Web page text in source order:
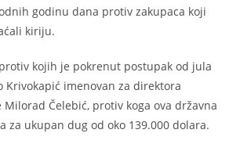
godinu dana protiv zakupaca koji
kiriju.
kojih je pokrenut postupak od jula
Krivokapić imenovan za direktora
Milorad Čelebić, protiv koga ova državna
za ukupan dug od oko 139.000 dolara.